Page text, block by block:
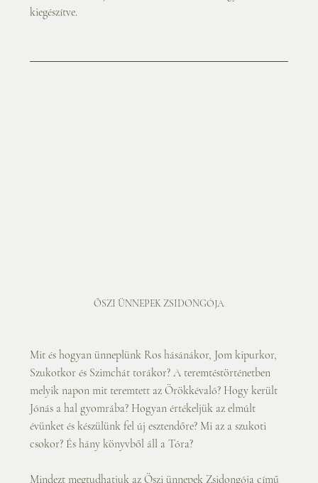
kiegészítve.
ŐSZI ÜNNEPEK ZSIDONGÓJA
Mit és hogyan ünneplünk Ros hásánákor, Jom kipurkor,
Szukotkor és Szimchát torákor? A teremtéstörténetben
melyik napon mit teremtett az Örökkévaló? Hogy került
Jónás a hal gyomrába? Hogyan értékeljük az elmúlt
évünket és készülünk fel új esztendőre? Mi az a szukoti
csokor? És hány könyvből áll a Tóra?
Mindezt megtudhatjuk az Öszi ünnepek Zsidongója című